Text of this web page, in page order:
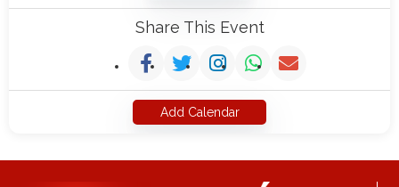
Share This Event
Add Calendar